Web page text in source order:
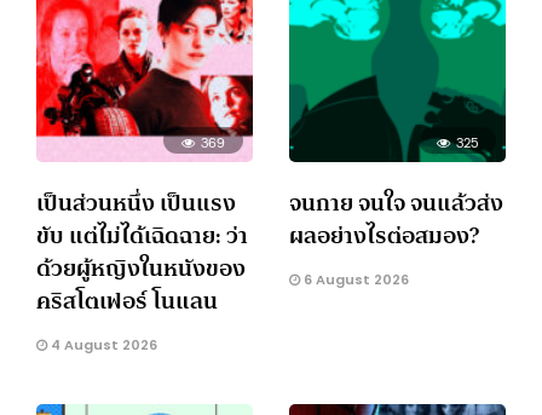
369
เป็นส่วนหนึ่ง เป็นแรง
ขับ แต่ไม่ได้เฉิดฉาย: ว่า
ด้วยผู้หญิงในหนังของ
คริสโตเฟอร์ โนแลน
4 August 2026
325
จนกาย จนใจ จนแล้วส่ง
ผลอย่างไรต่อสมอง?
6 August 2026